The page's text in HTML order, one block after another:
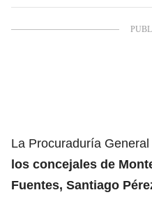
La Procuraduría
los concejales de
Fuentes, Santiago